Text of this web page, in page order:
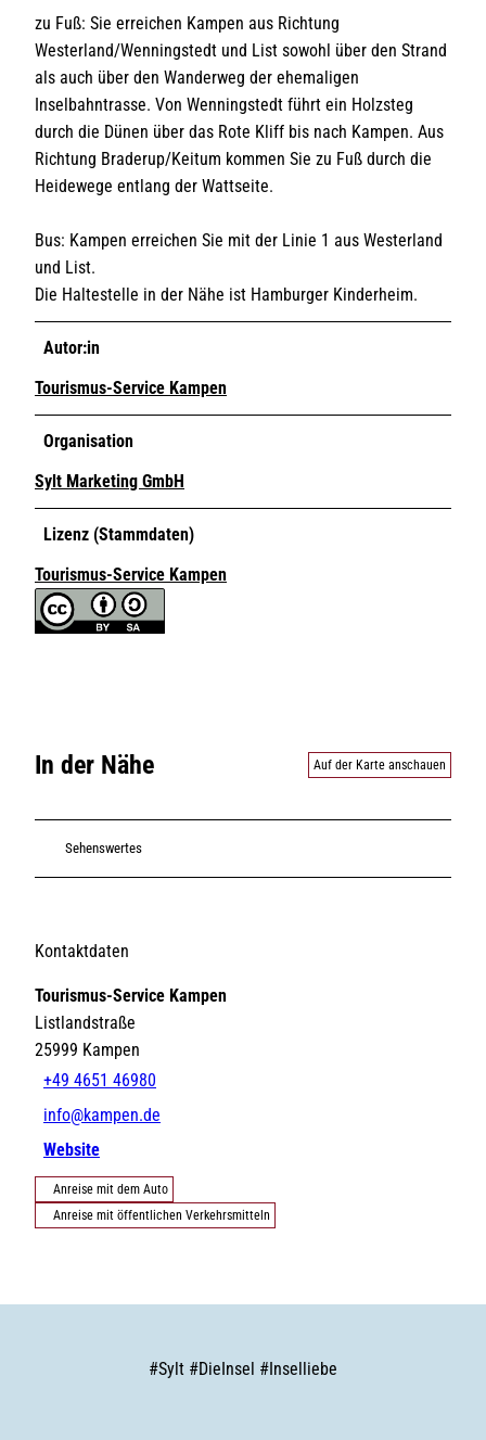
zu Fuß: Sie erreichen Kampen aus Richtung
Westerland/Wenningstedt und List sowohl über den Strand
als auch über den Wanderweg der ehemaligen
Inselbahntrasse. Von Wenningstedt führt ein Holzsteg
durch die Dünen über das Rote Kliff bis nach Kampen. Aus
Richtung Braderup/Keitum kommen Sie zu Fuß durch die
Heidewege entlang der Wattseite.
Bus: Kampen erreichen Sie mit der Linie 1 aus Westerland
und List.
Die Haltestelle in der Nähe ist Hamburger Kinderheim.
Autor:in
Tourismus-Service Kampen
Organisation
Sylt Marketing GmbH
Lizenz (Stammdaten)
Tourismus-Service Kampen
In der Nähe Auf der Karte anschauen
Sehenswertes
Kontaktdaten
Tourismus-Service Kampen
Listlandstraße
25999 Kampen
+49 4651 46980
info@kampen.de
Website
Anreise mit dem Auto
Anreise mit öffentlichen Verkehrsmitteln
#Sylt #DieInsel #Inselliebe